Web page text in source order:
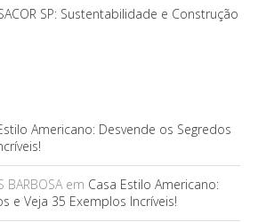
SP: Sustentabilidade e Construção
Americano: Desvende os Segredos
BARBOSAem Casa Estilo Americano:
e Veja 35 Exemplos Incríveis!